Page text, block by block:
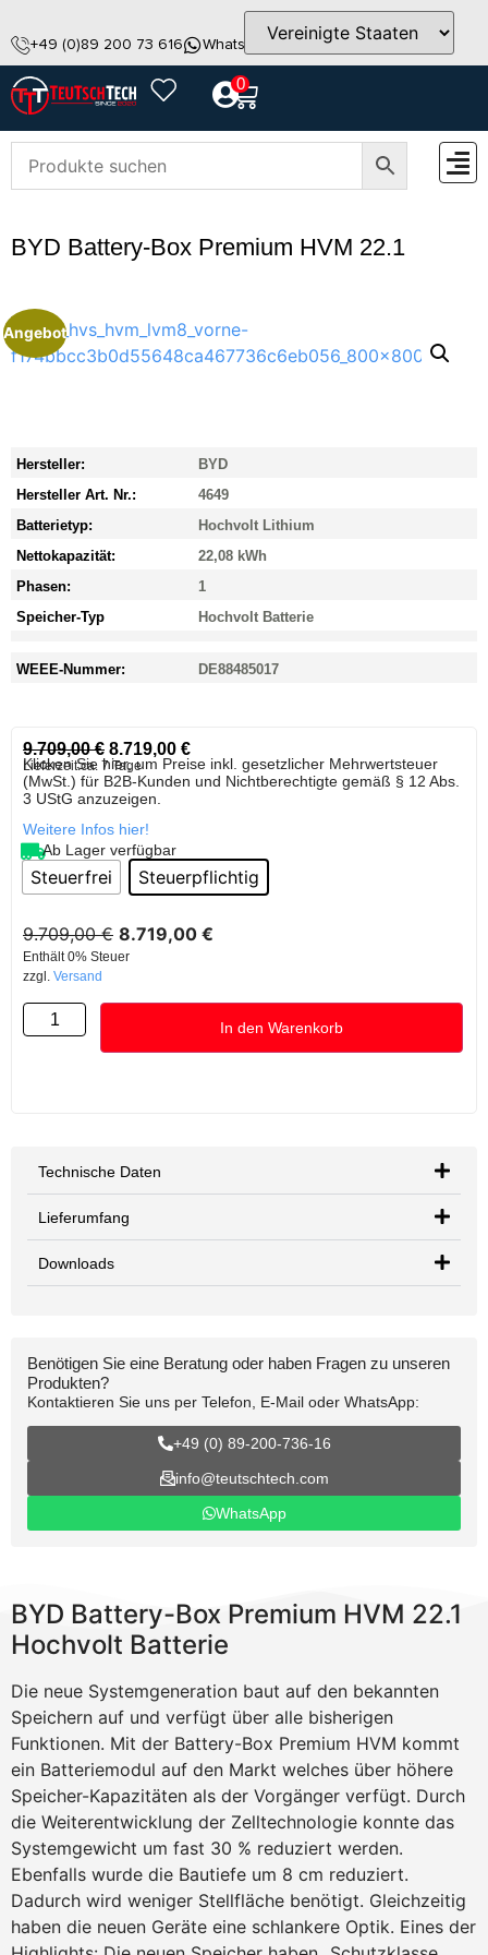
+49 (0)89 200 73 616 WhatsApp info@teutschtech.com
0
BYD Battery-Box Premium HVM 22.1
Angebot
Hersteller:
BYD
Hersteller Art. Nr.:
4649
Batterietyp:
Hochvolt Lithium
Nettokapazität:
22,08 kWh
Phasen:
1
Speicher-Typ
Hochvolt Batterie
WEEE-Nummer: DE88485017
9.709,00€ 8.719,00 €
Lieferzeit:ca. 7 Tage
Klicken Sie hier, um Preise inkl. gesetzlicher Mehrwertsteuer
(MwSt.) für B2B-Kunden und Nichtberechtigte gemäß § 12 Abs.
3 UStG anzuzeigen.
Weitere Infos hier!
Ab Lager verfügbar
Steuerfrei Steuerpflichtig
9.709,00€ 8.719,00 €
Enthält 0% Steuer
zzgl. Versand
In den Warenkorb
Technische Daten
Lieferumfang
Downloads
Benötigen Sie eine Beratung oder haben Fragen zu unseren
Produkten?
Kontaktieren Sie uns per Telefon, E-Mail oder WhatsApp:
+49 (0) 89-200-736-16
info@teutschtech.com
WhatsApp
BYD Battery-Box Premium HVM 22.1
Hochvolt Batterie
Die neue Systemgeneration baut auf den bekannten
Speichern auf und verfügt über alle bisherigen
Funktionen. Mit der Battery-Box Premium HVM kommt
ein Batteriemodul auf den Markt welches über höhere
Speicher-Kapazitäten als der Vorgänger verfügt. Durch
die Weiterentwicklung der Zelltechnologie konnte das
Systemgewicht um fast 30 % reduziert werden.
Ebenfalls wurde die Bautiefe um 8 cm reduziert.
Dadurch wird weniger Stellfläche benötigt. Gleichzeitig
haben die neuen Geräte eine schlankere Optik. Eines der